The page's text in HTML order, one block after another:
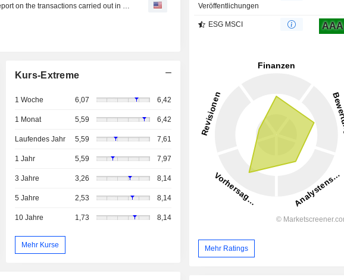
CTT Correios de Portugal S A : Interim report on the transactions carried out in the context of the share buyback programme
Kurs-Extreme
1 Woche 6,07 6,42
1 Monat 5,59 6,42
Laufendes Jahr 5,59 7,61
1 Jahr 5,59 7,97
3 Jahre 3,26 8,14
5 Jahre 2,53 8,14
10 Jahre 1,73 8,14
Mehr Kurse
Veröffentlichungen
ESG MSCI AAA
Mehr Ratings